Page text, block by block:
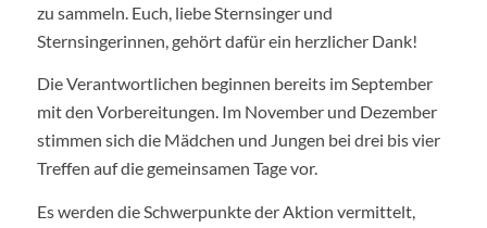
zu sammeln. Euch, liebe Sternsinger und
Sternsingerinnen, gehört dafür ein herzlicher Dank!
Die Verantwortlichen beginnen bereits im September
mit den Vorbereitungen. Im November und Dezember
stimmen sich die Mädchen und Jungen bei drei bis vier
Treffen auf die gemeinsamen Tage vor.
Es werden die Schwerpunkte der Aktion vermittelt,